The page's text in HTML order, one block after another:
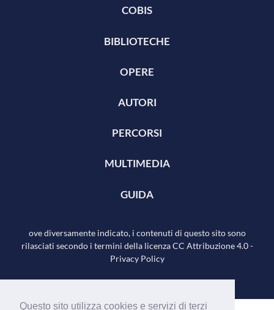
Questo sito utilizza cookies e servizi di terzi
COBIS
BIBLIOTECHE
OPERE
AUTORI
PERCORSI
MULTIMEDIA
GUIDA
ove diversamente indicato, i contenuti di questo sito sono
rilasciati secondo i termini della licenza CC Attribuzione 4.0-
Privacy Policy